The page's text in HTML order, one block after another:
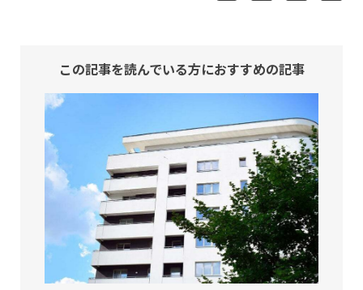
この記事を読んでいる方におすすめの記事